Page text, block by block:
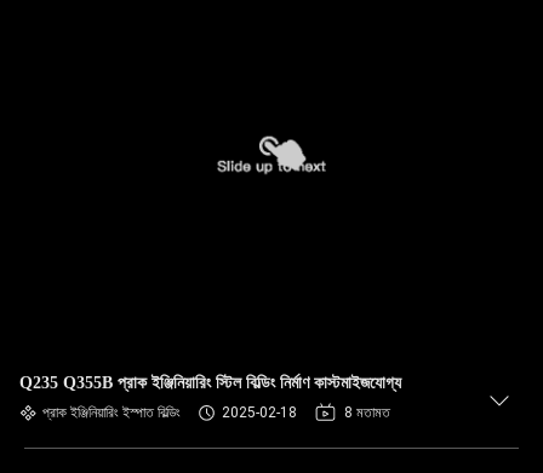
Q235 Q355B প্রাক ইঞ্জিনিয়ারিং স্টিল বিল্ডিং নির্মাণ কাস্টমাইজযোগ্য
প্রাক ইঞ্জিনিয়ারিং ইস্পাত বিল্ডিং 2025-02-18 8 মতামত